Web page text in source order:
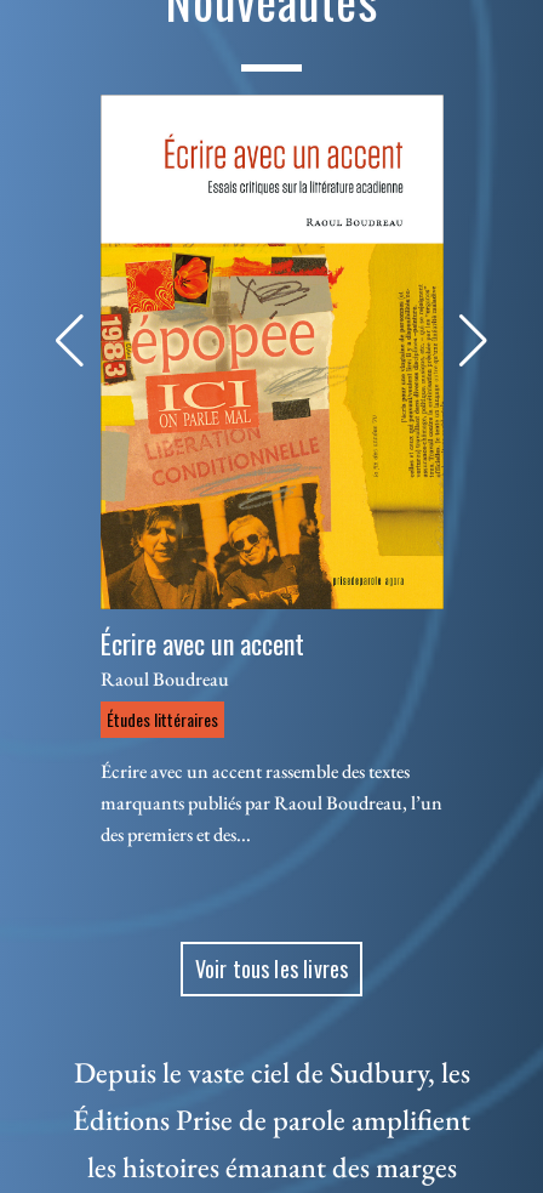
Écrire avec un accent
Raoul Boudreau
Études littéraires
Écrire avec un accent rassemble des textes
marquants publiés par Raoul Boudreau, l’un
des premiers et des...
Voir tous les livres
Depuis le vaste ciel de Sudbury, les
Éditions Prise de parole amplifient
les histoires émanant des marges